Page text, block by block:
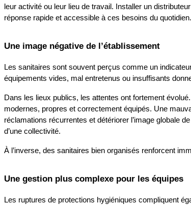
leur activité ou leur lieu de travail. Installer un
réponse rapide et accessible à ces besoins du quotidien.
Une image négative de l’établissement
Les sanitaires sont souvent perçus comme un
équipements vides, mal entretenus ou insuffisants
Dans les lieux publics, les attentes ont fortement
modernes, propres et correctement équipés. Une
réclamations récurrentes et détériorer l’image globale
d’une collectivité.
À l’inverse, des sanitaires bien organisés renforcent
Une gestion plus complexe pour les équipes
Les ruptures de protections hygiéniques compliquent